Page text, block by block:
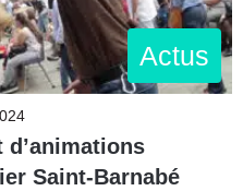
Actus
d’animations
Saint-Barnabé